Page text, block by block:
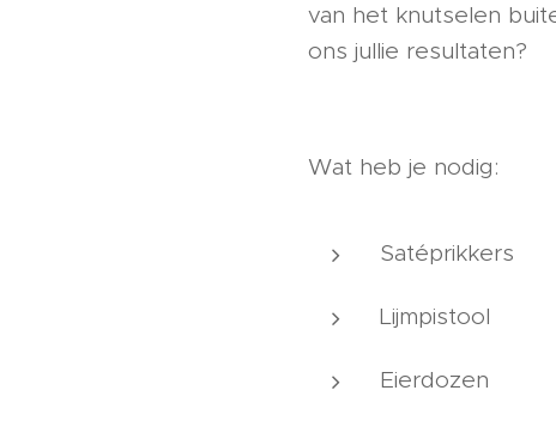
van het knutselen
ons jullie resultaten?
Wat heb je nodig:
Satéprikkers
Lijmpistool
Eierdozen